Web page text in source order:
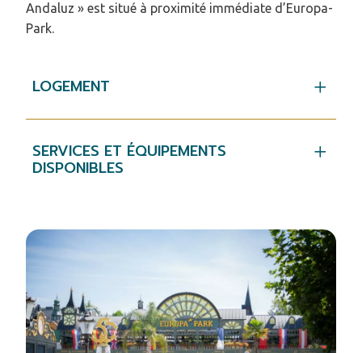
Andaluz » est situé à proximité immédiate d’Europa-
Park.
LOGEMENT
SERVICES ET ÉQUIPEMENTS
DISPONIBLES